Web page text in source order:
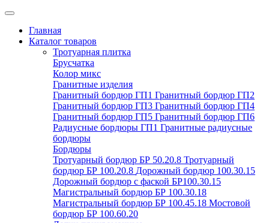
Главная
Каталог товаров
Тротуарная плитка
Брусчатка
Колор микс
Гранитные изделия
Гранитный бордюр ГП1 Гранитный бордюр ГП2
Гранитный бордюр ГП3 Гранитный бордюр ГП4
Гранитный бордюр ГП5 Гранитный бордюр ГП6
Радиусные бордюры ГП1 Гранитные радиусные
бордюры
Бордюры
Тротуарный бордюр БР 50.20.8 Тротуарный
бордюр БР 100.20.8 Дорожный бордюр 100.30.15
Дорожный бордюр с фаской БР100.30.15
Магистральный бордюр БР 100.30.18
Магистральный бордюр БР 100.45.18 Мостовой
бордюр БР 100.60.20